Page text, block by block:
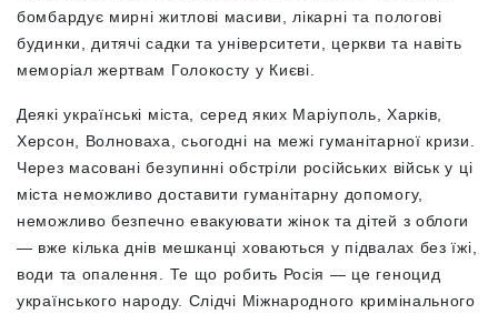
бомбардує мирні житлові масиви, лікарні та пологові
будинки, дитячі садки та університети, церкви та навіть
меморіал жертвам Голокосту у Києві.
Деякі українські міста, серед яких Маріуполь, Харків,
Херсон, Волноваха, сьогодні на межі гуманітарної кризи.
Через масовані безупинні обстріли російських військ у ці
міста неможливо доставити гуманітарну допомогу,
неможливо безпечно евакуювати жінок та дітей з облоги
— вже кілька днів мешканці ховаються у підвалах без їжі,
води та опалення. Те що робить Росія — це геноцид
українського народу. Слідчі Міжнародного кримінального